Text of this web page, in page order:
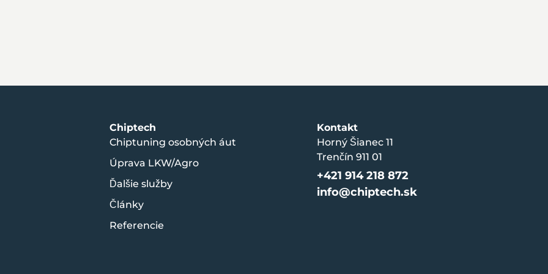
Chiptech
Chiptuning osobných áut
Úprava LKW/Agro
Ďalšie služby
Články
Referencie
Kontakt
Horný Šianec 11
Trenčín 911 01
+421 914 218 872
info@chiptech.sk